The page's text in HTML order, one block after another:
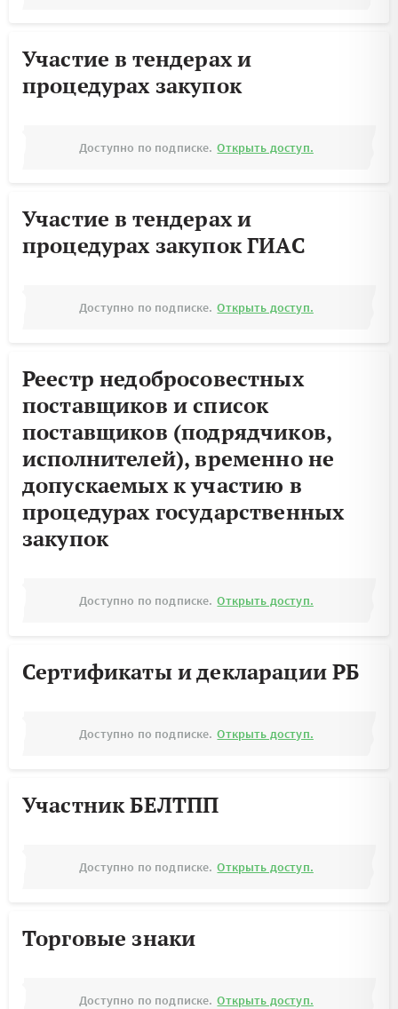
Участие в тендерах и
процедурах закупок
Доступно по подписке. Открыть доступ.
Участие в тендерах и
процедурах закупок ГИАС
Доступно по подписке. Открыть доступ.
Реестр недобросовестных
поставщиков и список
поставщиков (подрядчиков,
исполнителей), временно не
допускаемых к участию в
процедурах государственных
закупок
Доступно по подписке. Открыть доступ.
Сертификаты и декларации РБ
Доступно по подписке. Открыть доступ.
Участник БЕЛТПП
Доступно по подписке. Открыть доступ.
Торговые знаки
Доступно по подписке. Открыть доступ.